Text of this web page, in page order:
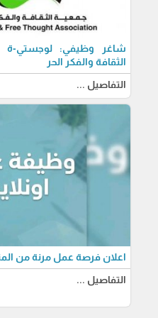
شاغر وظيفي: لوجستي-ة
الثقافة والفكر الحر
التفاصيل ...
اعلان فرصة عمل مرنة من
التفاصيل ...